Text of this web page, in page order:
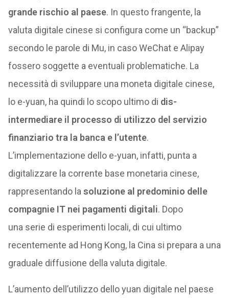
grande rischio al paese. In questo frangente, la
valuta digitale cinese si configura come un “backup”
secondo le parole di Mu, in caso WeChat e Alipay
fossero soggette a eventuali problematiche. La
necessità di sviluppare una moneta digitale cinese,
lo e-yuan, ha quindi lo scopo ultimo di dis-
intermediare il processo di utilizzo del servizio
finanziario tra la banca e l’utente.
L’implementazione dello e-yuan, infatti, punta a
digitalizzare la corrente base monetaria cinese,
rappresentando la soluzione al predominio delle
compagnie IT nei pagamenti digitali. Dopo
una serie di esperimenti locali, di cui ultimo
recentemente ad Hong Kong, la Cina si prepara a una
graduale diffusione della valuta digitale.
L’aumento dell’utilizzo dello yuan digitale nel paese